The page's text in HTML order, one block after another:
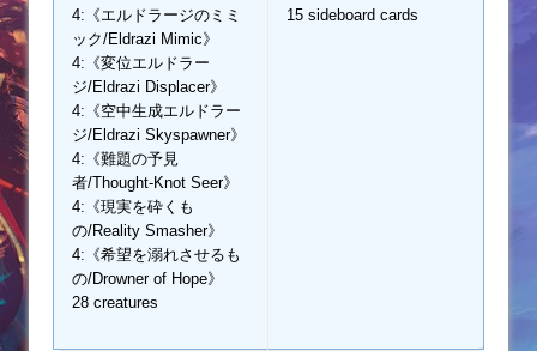
4:《エルドラージのミミ
ック/Eldrazi Mimic》
4:《変位エルドラー
ジ/Eldrazi Displacer》
4:《空中生成エルドラー
ジ/Eldrazi Skyspawner》
4:《難題の予見
者/Thought-Knot Seer》
4:《現実を砕くも
の/Reality Smasher》
4:《希望を溺れさせるも
の/Drowner of Hope》
28 creatures
15 sideboard cards